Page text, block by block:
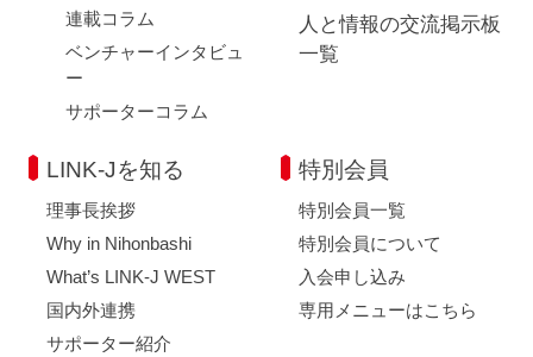
連載コラム
ベンチャーインタビュ
ー
サポーターコラム
人と情報の交流掲示板
一覧
LINK-Jを知る
理事長挨拶
Why in Nihonbashi
What’s LINK-J WEST
国内外連携
サポーター紹介
特別会員
特別会員一覧
特別会員について
入会申し込み
専用メニューはこちら